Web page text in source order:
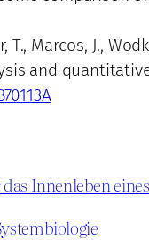
T., Marcos, J.,
and
Innenleben